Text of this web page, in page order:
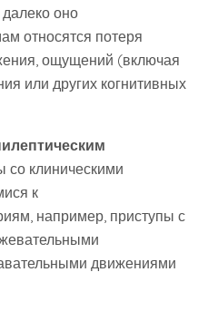
оно
относятся потеря
ощущений (включая
или других когнитивных
со клиническими
к
например, приступы с
движениями